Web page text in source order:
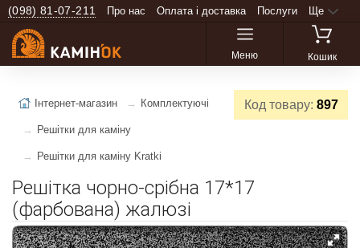
(098) 81-07-211 Про нас Оплата і доставка Послуги Ще
Меню Кошик
Код товару: 897
Інтернет-магазин Комплектуючі
Решітки для каміну
Решітки для каміну Kratki
Решітка чорно-срібна 17*17
(фарбована) жалюзі